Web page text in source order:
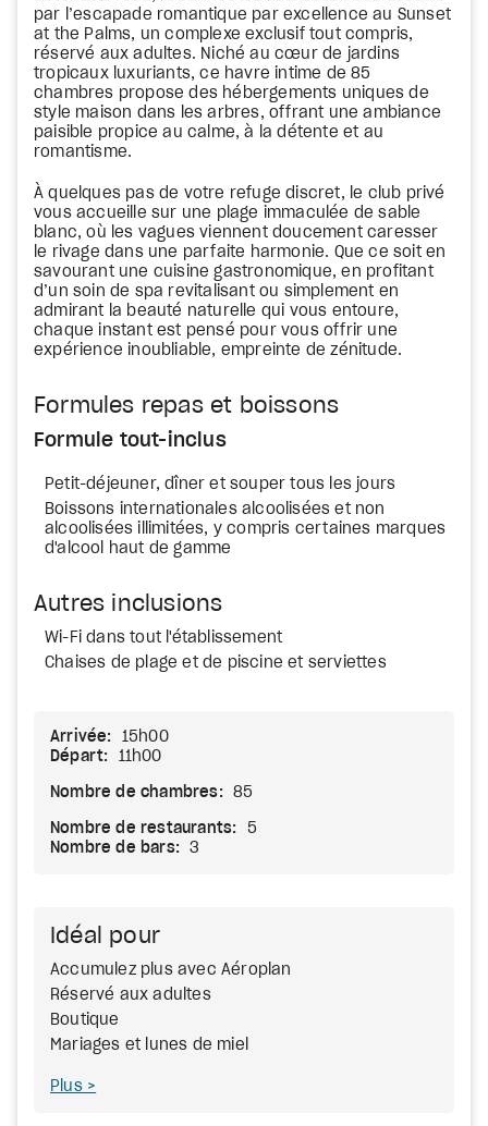
par l’escapade romantique par excellence au Sunset
at the Palms, un complexe exclusif tout compris,
réservé aux adultes. Niché au cœur de jardins
tropicaux luxuriants, ce havre intime de 85
chambres propose des hébergements uniques de
style maison dans les arbres, offrant une ambiance
paisible propice au calme, à la détente et au
romantisme.
À quelques pas de votre refuge discret, le club privé
vous accueille sur une plage immaculée de sable
blanc, où les vagues viennent doucement caresser
le rivage dans une parfaite harmonie. Que ce soit en
savourant une cuisine gastronomique, en profitant
d’un soin de spa revitalisant ou simplement en
admirant la beauté naturelle qui vous entoure,
chaque instant est pensé pour vous offrir une
expérience inoubliable, empreinte de zénitude.
Formules repas et boissons
Formule tout-inclus
Petit-déjeuner, dîner et souper tous les jours
Boissons internationales alcoolisées et non
alcoolisées illimitées, y compris certaines marques
d'alcool haut de gamme
Autres inclusions
Wi-Fi dans tout l'établissement
Chaises de plage et de piscine et serviettes
Arrivée:
15h00
Départ:
11h00
Nombre de chambres: 85
Nombre de restaurants:
5
Nombre de bars:
3
Idéal pour
Accumulez plus avec Aéroplan
Réservé aux adultes
Boutique
Mariages et lunes de miel
Plus